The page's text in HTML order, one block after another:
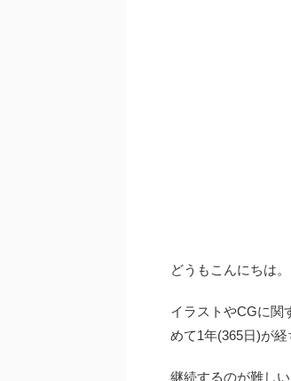
どうもこんにちは。
イラストやCGに関
めて1年(365日)が経
継続するのが難し